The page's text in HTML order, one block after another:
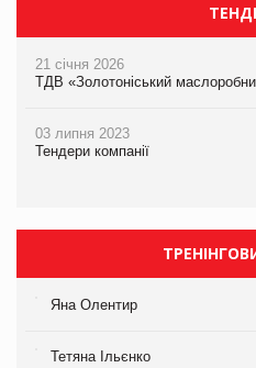
21 січня 2026
ТДВ «Золотоніський
03 липня 2023
Тендери компанії
Яна Олентир
Тетяна Ільєнко